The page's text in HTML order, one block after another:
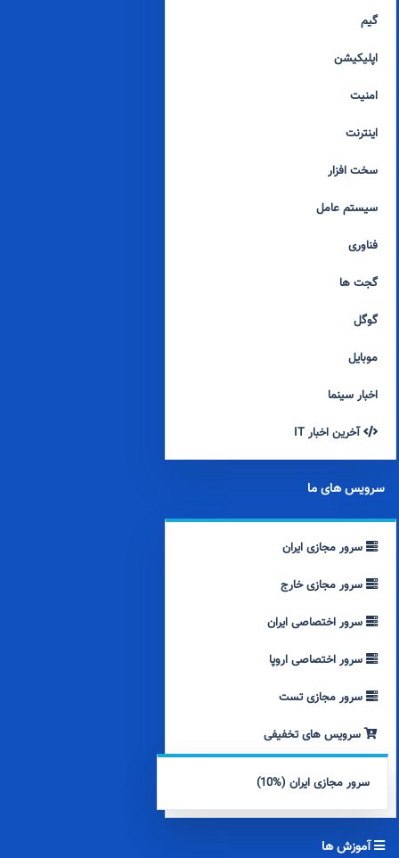
گیم
اپلیکیشن
امنیت
اینترنت
سخت افزار
سیستم عامل
فناوری
گجت ها
گوگل
موبایل
اخبار سینما
آخرین اخبار IT
سرویس های ما
سرور مجازی ایران
سرور مجازی خارج
سرور اختصاصی ایران
سرور اختصاصی اروپا
سرور مجازی تست
سرویس های تخفیفی
سرور مجازی ایران (%10)
آموزش ها